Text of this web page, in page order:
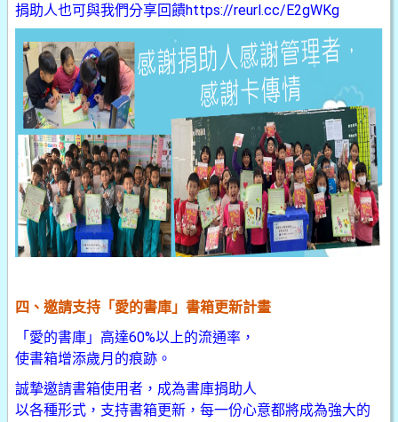
捐助人也可與我們分享回饋https://reurl.cc/E2gWKg
四、邀請支持「愛的書庫」書箱更新計畫
「愛的書庫」高達60%以上的流通率，
使書箱增添歲月的痕跡。
誠摯邀請書箱使用者，成為書庫捐助人
以各種形式，支持書箱更新，每一份心意都將成為強大的